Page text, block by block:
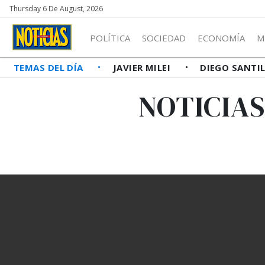
Thursday 6 De August, 2026
POLÍTICA SOCIEDAD ECONOMÍA
TEMAS DEL DÍA JAVIER MILEI DIEGO